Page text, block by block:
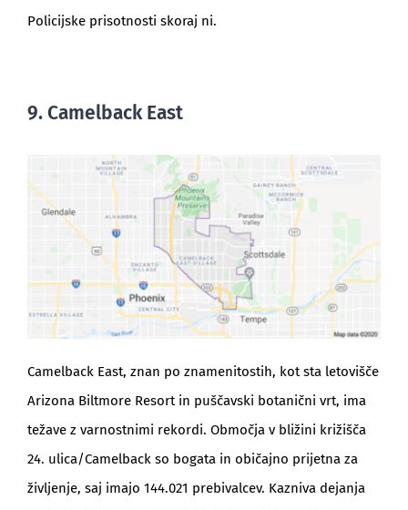
Policijske prisotnosti skoraj ni.
9. Camelback East
Camelback East, znan po znamenitostih, kot sta letovišče
Arizona Biltmore Resort in puščavski botanični vrt, ima
težave z varnostnimi rekordi. Območja v bližini križišča
24. ulica/Camelback so bogata in običajno prijetna za
življenje, saj imajo 144.021 prebivalcev. Kazniva dejanja